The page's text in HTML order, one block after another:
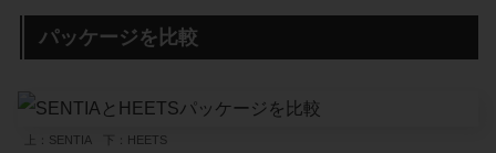
パッケージを比較
上：SENTIA 下：HEETS